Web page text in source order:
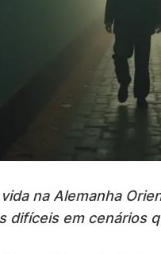
na Alemanha
difíceis em cenários